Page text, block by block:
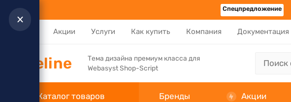
Спецпредложение
Каталог Акции Услуги Как купить Компания Документация
Pipeline
Тема дизайна премиум класса для
Webasyst Shop-Script
Каталог товаров Бренды Акции